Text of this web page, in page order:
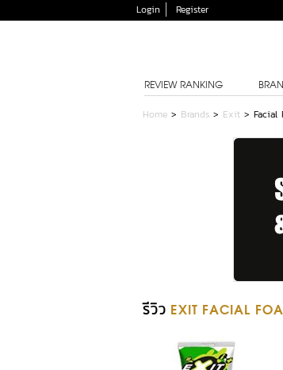
Login Register
REVIEW RANKING
Home > Brands > Exit > Facial
รีวิว EXIT FACIAL